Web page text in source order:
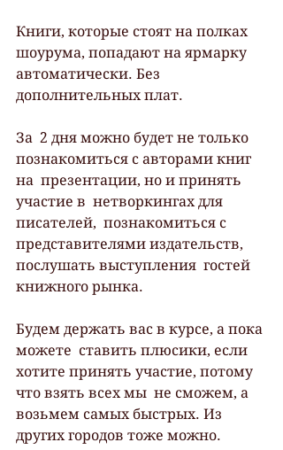
Книги, которые стоят на полках
шоурума, попадают на ярмарку
автоматически. Без
дополнительных плат.
За  2 дня можно будет не только
познакомиться с авторами книг
на  презентации, но и принять
участие в  нетворкингах для
писателей,  познакомиться с
представителями издательств,
послушать выступления  гостей
книжного рынка.
Будем держать вас в курсе, а пока
можете  ставить плюсики, если
хотите принять участие, потому
что взять всех мы  не сможем, а
возьмем самых быстрых. Из
других городов тоже можно.